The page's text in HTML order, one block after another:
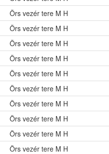
Örs vezér tere M H
Örs vezér tere M H
Örs vezér tere M H
Örs vezér tere M H
Örs vezér tere M H
Örs vezér tere M H
Örs vezér tere M H
Örs vezér tere M H
Örs vezér tere M H
Örs vezér tere M H